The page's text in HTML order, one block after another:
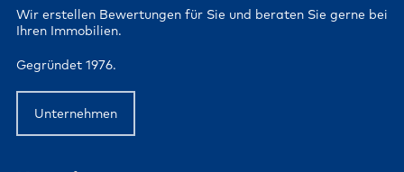
Wir erstellen Bewertungen für Sie und beraten Sie gerne bei
Ihren Immobilien.
Gegründet 1976.
Unternehmen